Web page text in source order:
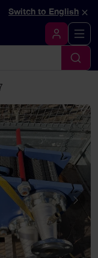
sida
Switch to English ×
Logga in
Sök